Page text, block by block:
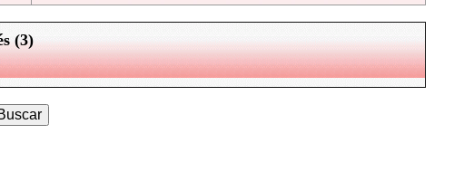
(3)